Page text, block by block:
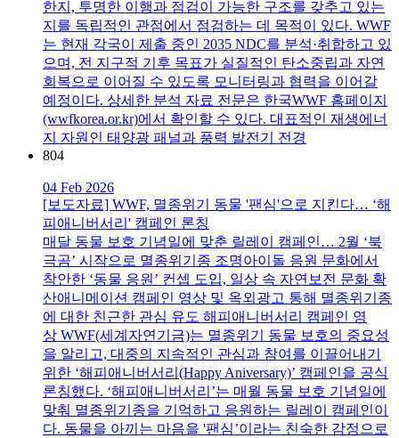
한지, 투명한 이행과 점검이 가능한 구조를 갖추고 있는
지를 독립적인 관점에서 점검하는 데 목적이 있다. WWF
는 현재 각국이 제출 중인 2035 NDC를 분석·취합하고 있
으며, 전 지구적 기후 목표가 실질적인 탄소중립과 자연
회복으로 이어질 수 있도록 모니터링과 협력을 이어갈
예정이다. 상세한 분석 자료 전문은 한국WWF 홈페이지
(wwfkorea.or.kr)에서 확인할 수 있다. 대표적인 재생에너
지 자원인 태양광 패널과 풍력 발전기 전경
804
04 Feb 2026
[보도자료] WWF, 멸종위기 동물 '팬심'으로 지킨다… ‘해
피애니버서리' 캠페인 론칭
매달 동물 보호 기념일에 맞춘 릴레이 캠페인… 2월 ‘북
극곰’ 시작으로 멸종위기종 조명아이돌 응원 문화에서
착안한 ‘동물 응원’ 컨셉 도입, 일상 속 자연보전 문화 확
산애니메이션 캠페인 영상 및 옥외광고 통해 멸종위기종
에 대한 친근한 관심 유도 해피애니버서리 캠페인 영
상 WWF(세계자연기금)는 멸종위기 동물 보호의 중요성
을 알리고, 대중의 지속적인 관심과 참여를 이끌어내기
위한 ‘해피애니버서리(Happy Aniversary)’ 캠페인을 공식
론칭했다. ‘해피애니버서리’는 매월 동물 보호 기념일에
맞춰 멸종위기종을 기억하고 응원하는 릴레이 캠페인이
다. 동물을 아끼는 마음을 '팬심’이라는 친숙한 감정으로